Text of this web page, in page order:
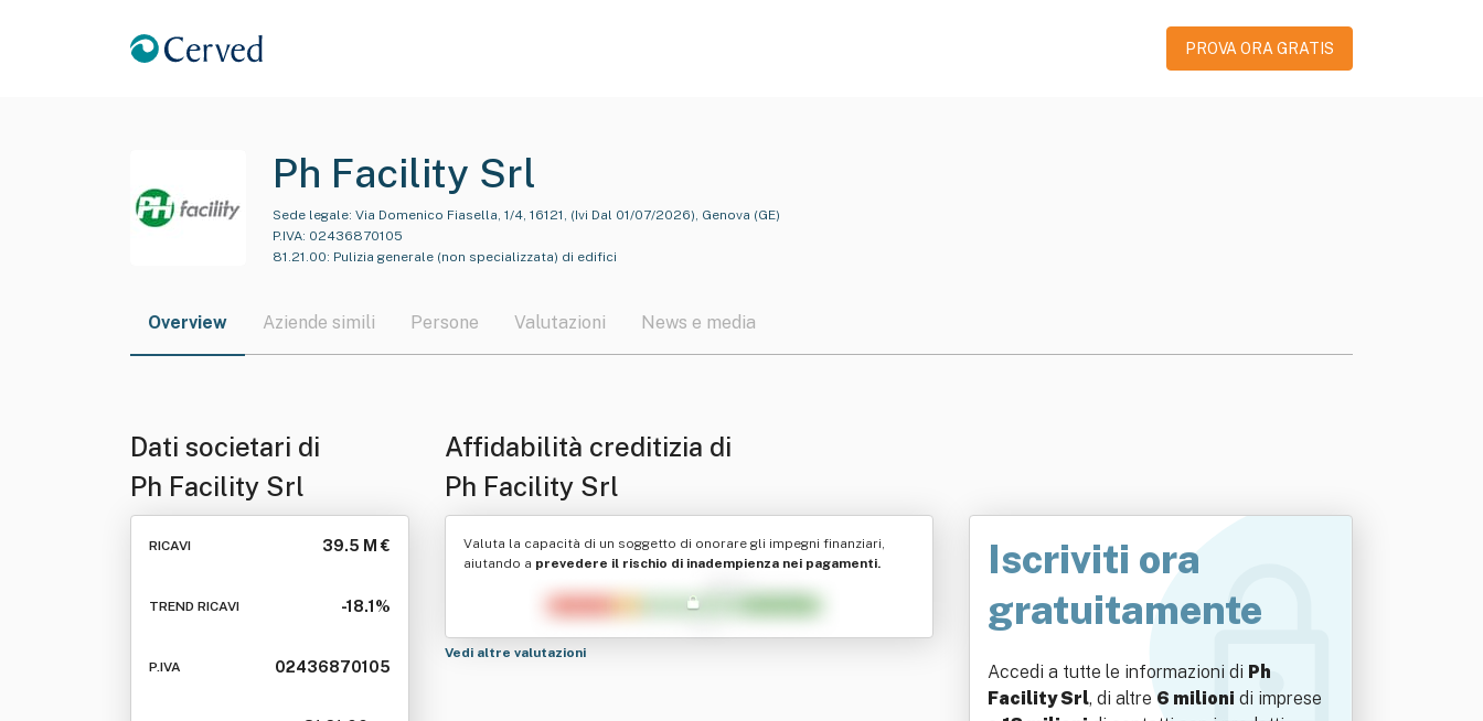
PROVA ORA GRATIS
Ph Facility Srl
Sede legale: Via Domenico Fiasella, 1/4, 16121, (Ivi Dal 01/07/2026), Genova (GE)
P.IVA: 02436870105
81.21.00: Pulizia generale (non specializzata) di edifici
Overview Aziende simili Persone Valutazioni News e media
Dati societari di
Ph Facility Srl
RICAVI 39.5 M €
TREND RICAVI -18.1%
P.IVA 02436870105
Affidabilità creditizia di
Ph Facility Srl
Valuta la capacità di un soggetto di onorare gli impegni finanziari,
aiutando a prevedere il rischio di inadempienza nei pagamenti.
Vedi altre valutazioni
Iscriviti ora
gratuitamente
Accedi a tutte le informazioni di Ph
Facility Srl, di altre 6 milioni di imprese